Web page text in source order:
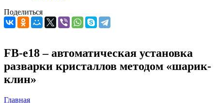
Поделиться
FB-e18 – автоматическая установка
разварки кристаллов методом «шарик-
клин»
Главная